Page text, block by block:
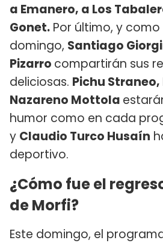
a Emanero, a Los
Gonet. Por último, y
domingo, Santiago
Pizarro compartirán sus
deliciosas. Pichu
Nazareno Mottola
humor como en cada
y Claudio Turco Husaín
deportivo.
¿Cómo fue el
de Morfi?
Este domingo, el